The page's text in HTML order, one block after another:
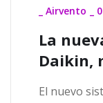
Airvento
La
Daikin,
El nuevo